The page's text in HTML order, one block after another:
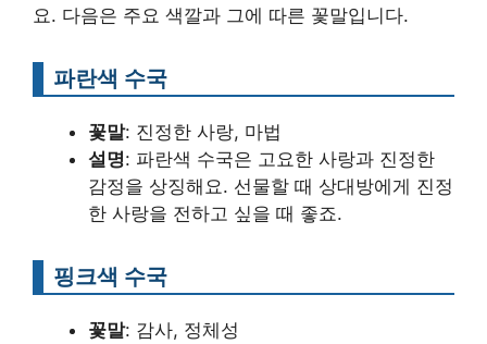
요. 다음은 주요 색깔과 그에 따른 꽃말입니다.
파란색 수국
꽃말: 진정한 사랑, 마법
설명: 파란색 수국은 고요한 사랑과 진정한
감정을 상징해요. 선물할 때 상대방에게 진정
한 사랑을 전하고 싶을 때 좋죠.
핑크색 수국
꽃말: 감사, 정체성